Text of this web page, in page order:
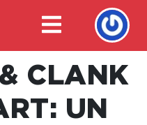
CLANK
UN